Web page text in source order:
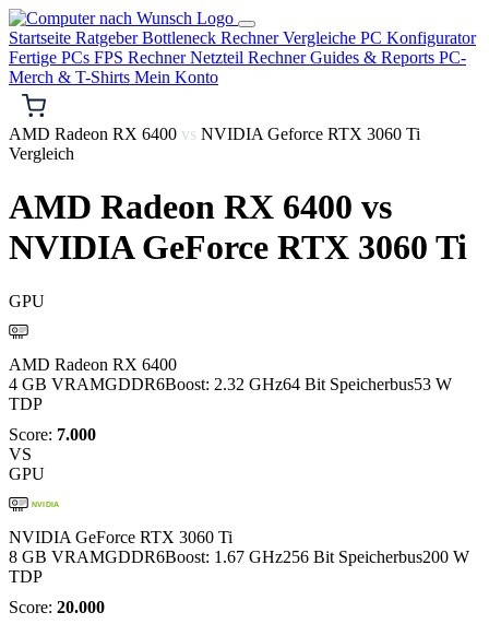
Startseite RatgeberBottleneck RechnerVergleiche PC Konfigurator
Fertige PCs FPS RechnerNetzteil RechnerGuides & Reports PC-
Merch & T-Shirts Mein Konto
AMD Radeon RX 6400 vs NVIDIA Geforce RTX 3060 Ti
Vergleich
AMD Radeon RX 6400 vs
NVIDIA GeForce RTX 3060 Ti
GPU
AMD Radeon RX 6400
4 GB VRAMGDDR6Boost: 2.32 GHz64 Bit Speicherbus53 W
TDP
Score: 7.000
VS
GPU
NVIDIA
NVIDIA GeForce RTX 3060 Ti
8 GB VRAMGDDR6Boost: 1.67 GHz256 Bit Speicherbus200 W
TDP
Score: 20.000